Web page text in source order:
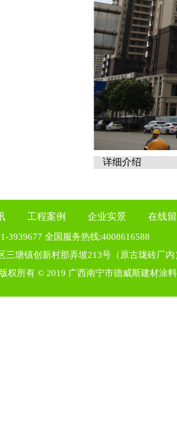
详细介绍
工程案例 企业实景 在线
3939677 全国服务热线:4008616588
三塘镇创新村那弄坡213号（原古珑砖厂内
版权所有 © 2019 广西南宁市德威斯建材涂